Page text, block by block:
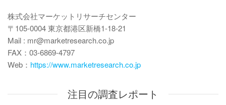
株式会社マーケットリサーチセンター
〒105-0004 東京都港区新橋1-18-21
Mail : mr@marketresearch.co.jp
FAX：03-6869-4797
Web： https://www.marketresearch.co.jp
注目の調査レポート